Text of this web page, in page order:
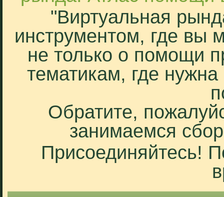
"Виртуальная
инструментом, где вы
не только о помощи
тематикам, где
Обратите,
занимаемся
Присоединяйтесь!